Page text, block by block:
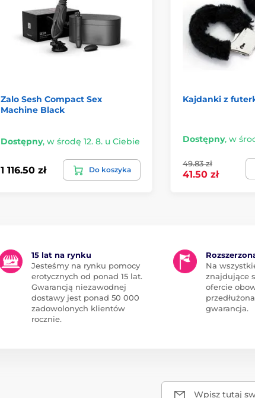
Zalo Sesh Compact Sex
Machine Black
Dostępny, w środę 12. 8. u Ciebie
1 116.50 zł Do koszyka
Kajdanki z
Dostępny, w
49.83 zł
41.50 zł
15 lat na rynku
Jesteśmy na rynku pomocy
erotycznych od ponad 15 lat.
Gwarancją niezawodnej
dostawy jest ponad 50 000
zadowolonych klientów
rocznie.
Na
znajdujące
ofercie
gwarancja.
Wpisz tutaj